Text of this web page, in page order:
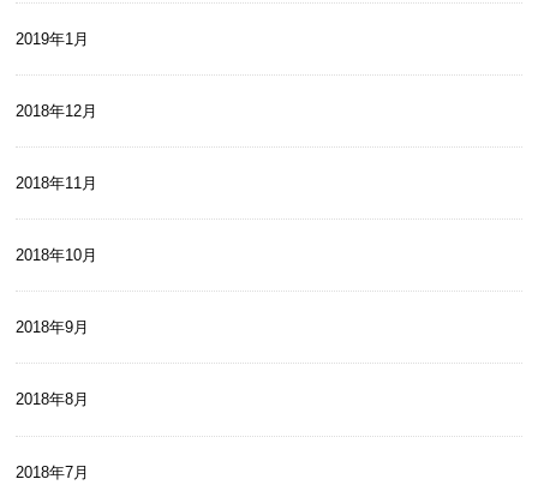
2019年1月
2018年12月
2018年11月
2018年10月
2018年9月
2018年8月
2018年7月